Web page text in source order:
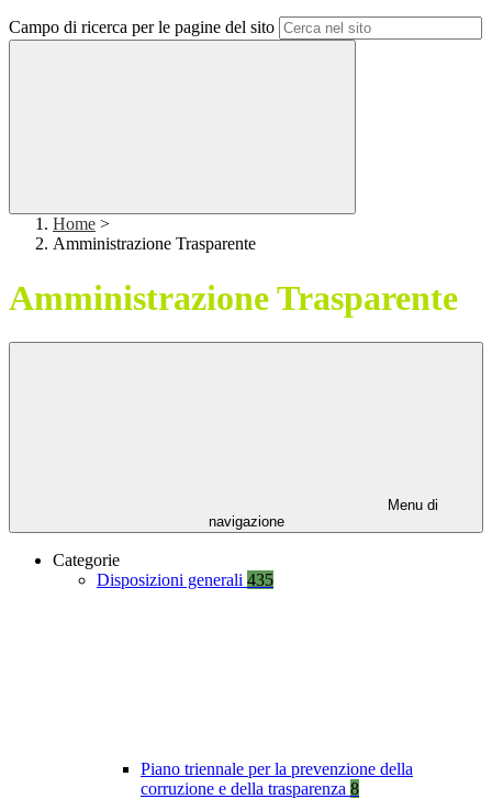
Campo di ricerca per le pagine del sito
Home >
Amministrazione Trasparente
Amministrazione Trasparente
Menu di
navigazione
Categorie
Disposizioni generali 435
Piano triennale per la prevenzione della
corruzione e della trasparenza 8